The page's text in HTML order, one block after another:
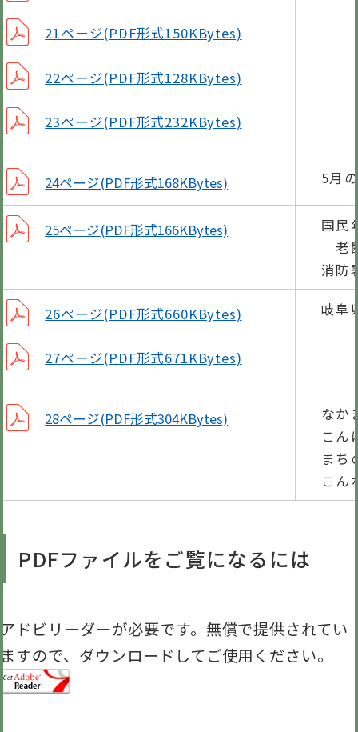
21ページ(PDF形式150KBytes)
22ページ(PDF形式128KBytes)
23ページ(PDF形式232KBytes)
24ページ(PDF形式168KBytes) 5月
25ページ(PDF形式166KBytes)
国民
老
消
26ページ(PDF形式660KBytes)
27ページ(PDF形式671KBytes)
岐阜
28ページ(PDF形式304KBytes)
なか
こん
まち
こん
PDFファイルをご覧になるには
アドビリーダーが必要です。無償で提供されてい
ますので、ダウンロードしてご使用ください。